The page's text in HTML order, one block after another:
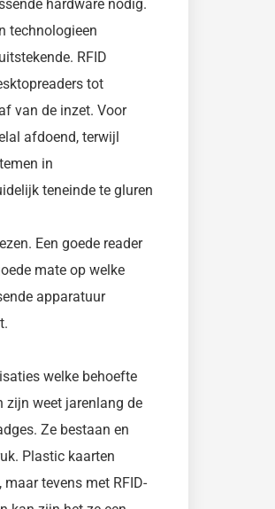
hardware nodig.
technologieen
RFID
tot
van de inzet. Voor
afdoend, terwijl
in
teneinde te gluren
Een goede reader
mate op welke
apparatuur
welke behoefte
zijn weet jarenlang de
Ze bestaan en
Plastic kaarten
tevens met RFID-